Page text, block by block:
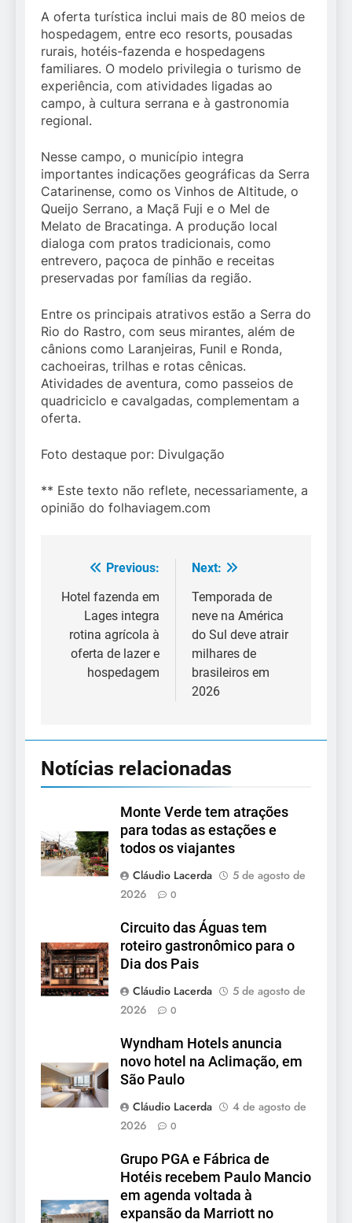
A oferta turística inclui mais de 80 meios de
hospedagem, entre eco resorts, pousadas
rurais, hotéis-fazenda e hospedagens
familiares. O modelo privilegia o turismo de
experiência, com atividades ligadas ao
campo, à cultura serrana e à gastronomia
regional.
Nesse campo, o município integra
importantes indicações geográficas da Serra
Catarinense, como os Vinhos de Altitude, o
Queijo Serrano, a Maçã Fuji e o Mel de
Melato de Bracatinga. A produção local
dialoga com pratos tradicionais, como
entrevero, paçoca de pinhão e receitas
preservadas por famílias da região.
Entre os principais atrativos estão a Serra do
Rio do Rastro, com seus mirantes, além de
cânions como Laranjeiras, Funil e Ronda,
cachoeiras, trilhas e rotas cênicas.
Atividades de aventura, como passeios de
quadriciclo e cavalgadas, complementam a
oferta.
Foto destaque por: Divulgação
** Este texto não reflete, necessariamente, a
opinião do folhaviagem.com
Navegação
de
Post
Previous:
Hotel fazenda em
Lages integra
rotina agrícola à
oferta de lazer e
hospedagem
Next:
Temporada de
neve na América
do Sul deve atrair
milhares de
brasileiros em
2026
Notícias relacionadas
Monte Verde tem atrações
para todas as estações e
todos os viajantes
Cláudio Lacerda
5 de agosto de
2026
0
Circuito das Águas tem
roteiro gastronômico para o
Dia dos Pais
Cláudio Lacerda
5 de agosto de
2026
0
Wyndham Hotels anuncia
novo hotel na Aclimação, em
São Paulo
Cláudio Lacerda
4 de agosto de
2026
0
Grupo PGA e Fábrica de
Hotéis recebem Paulo Mancio
em agenda voltada à
expansão da Marriott no